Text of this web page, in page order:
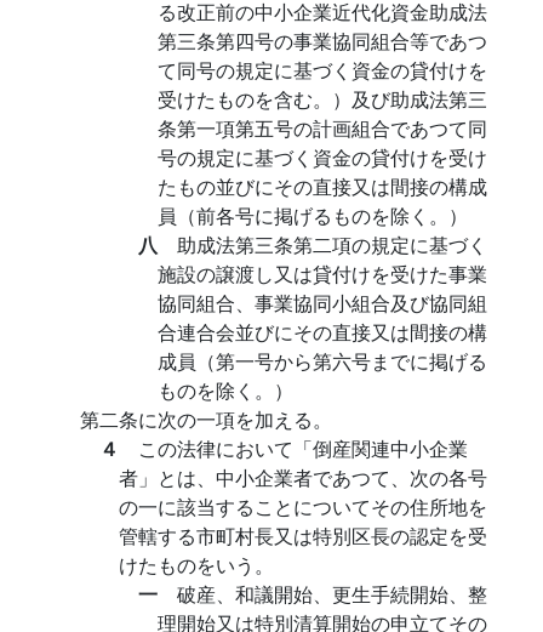
る改正前の中小企業近代化資金助成法
第三条第四号の事業協同組合等であつ
て同号の規定に基づく資金の貸付けを
受けたものを含む。）及び助成法第三
条第一項第五号の計画組合であつて同
号の規定に基づく資金の貸付けを受け
たもの並びにその直接又は間接の構成
員（前各号に掲げるものを除く。）
八 助成法第三条第二項の規定に基づく
施設の譲渡し又は貸付けを受けた事業
協同組合、事業協同小組合及び協同組
合連合会並びにその直接又は間接の構
成員（第一号から第六号までに掲げる
ものを除く。）
第二条に次の一項を加える。
４ この法律において「倒産関連中小企業
者」とは、中小企業者であつて、次の各号
の一に該当することについてその住所地を
管轄する市町村長又は特別区長の認定を受
けたものをいう。
一 破産、和議開始、更生手続開始、整
理開始又は特別清算開始の申立てその